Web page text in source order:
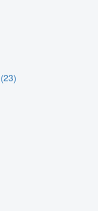
(23)